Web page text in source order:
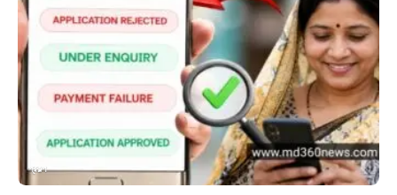
প্রকল্প